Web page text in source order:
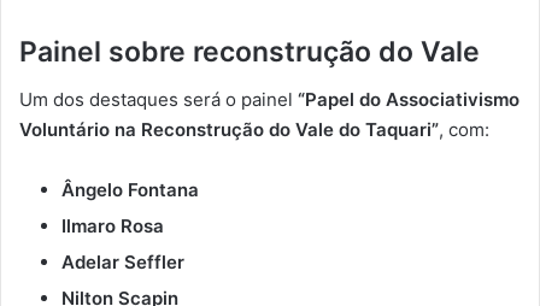
Painel sobre reconstrução do Vale
Um dos destaques será o painel “Papel do Associativismo
Voluntário na Reconstrução do Vale do Taquari”, com:
Ângelo Fontana
Ilmaro Rosa
Adelar Seffler
Nilton Scapin